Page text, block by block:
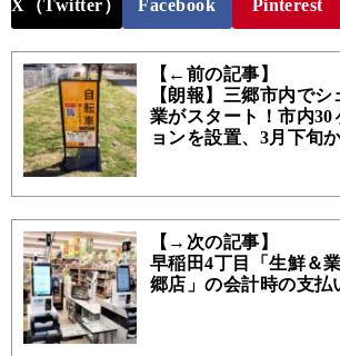
X（Twitter） Facebook Pinterest
【←前の記事】
【朗報】三郷市内で
業がスタート！市内30
ョンを設置、3月下旬
【→次の記事】
早稲田4丁目「生鮮＆
郷店」の会計時の支払